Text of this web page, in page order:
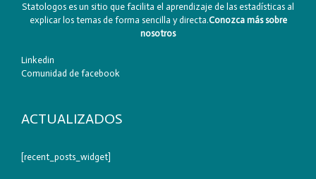
Statologos es un sitio que facilita el aprendizaje de las estadísticas al
explicar los temas de forma sencilla y directa.Conozca más sobre
nosotros
Linkedin
Comunidad de facebook
ACTUALIZADOS
[recent_posts_widget]